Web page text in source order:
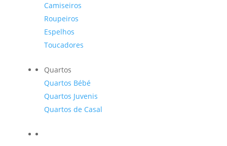
Camiseiros
Roupeiros
Espelhos
Toucadores
Quartos
Quartos Bébé
Quartos Juvenis
Quartos de Casal